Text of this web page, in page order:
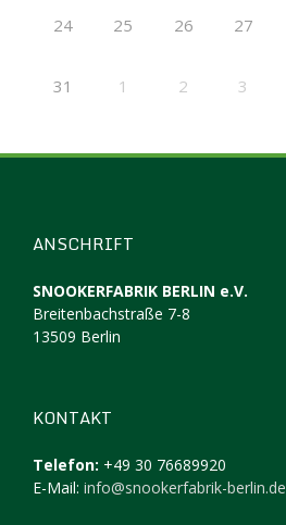
24 25 26 27
31 1 2 3
ANSCHRIFT
SNOOKERFABRIK BERLIN e.V.
Breitenbachstraße 7-8
13509 Berlin
KONTAKT
Telefon: +49 30 76689920
E-Mail: info@snookerfabrik-berlin.de